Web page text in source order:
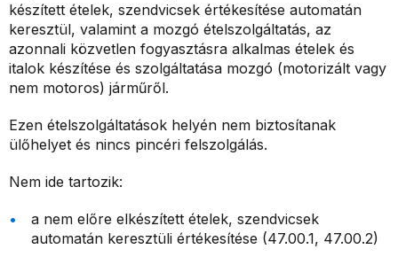
készített ételek, szendvicsek értékesítése automatán
keresztül, valamint a mozgó ételszolgáltatás, az
azonnali közvetlen fogyasztásra alkalmas ételek és
italok készítése és szolgáltatása mozgó (motorizált vagy
nem motoros) járműről.
Ezen ételszolgáltatások helyén nem biztosítanak
ülőhelyet és nincs pincéri felszolgálás.
Nem ide tartozik:
a nem előre elkészített ételek, szendvicsek
automatán keresztüli értékesítése (47.00.1, 47.00.2)